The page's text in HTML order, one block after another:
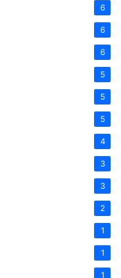
6
6
6
5
5
5
4
3
3
2
1
1
1